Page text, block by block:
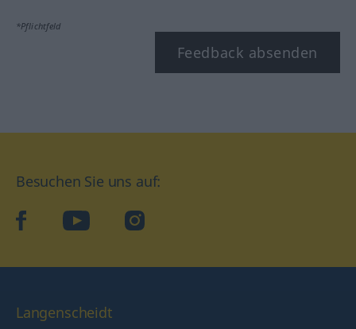
*Pflichtfeld
Feedback absenden
Besuchen Sie uns auf:
facebookYouTube Instagram
Langenscheidt